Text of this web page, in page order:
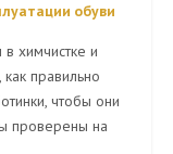
обуви
химчистке и
правильно
чтобы они
проверены на